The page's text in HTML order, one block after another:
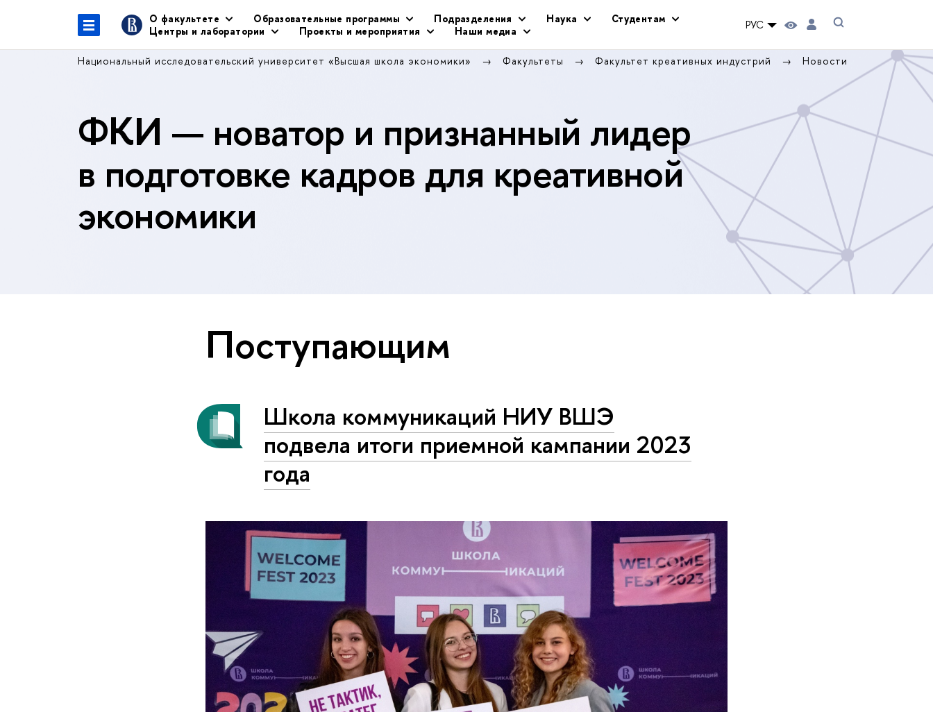
О факультете Образовательные программы Подразделения Наука
Студентам
Центры и лаборатории
Проекты и мероприятия Наши медиа РУС
Национальный исследовательский университет «Высшая школа экономики» Факультеты Факультет креативных индустрий Новости
ФКИ — новатор и признанный лидер
в подготовке кадров для креативной
экономики
Поступающим
Школа коммуникаций НИУ ВШЭ
подвела итоги приемной кампании 2023
года